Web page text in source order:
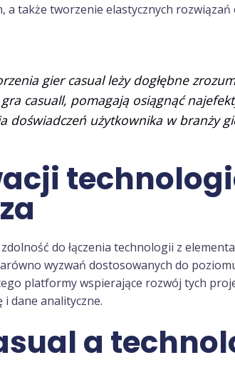
a także tworzenie elastycznych
gier casual leży dogłębne
gra casuall, pomagają osiągnąć
doświadczeń użytkownika w branży
do łączenia technologii z
wyzwań dostosowanych do
platformy wspierające rozwój tych
dane analityczne.
a